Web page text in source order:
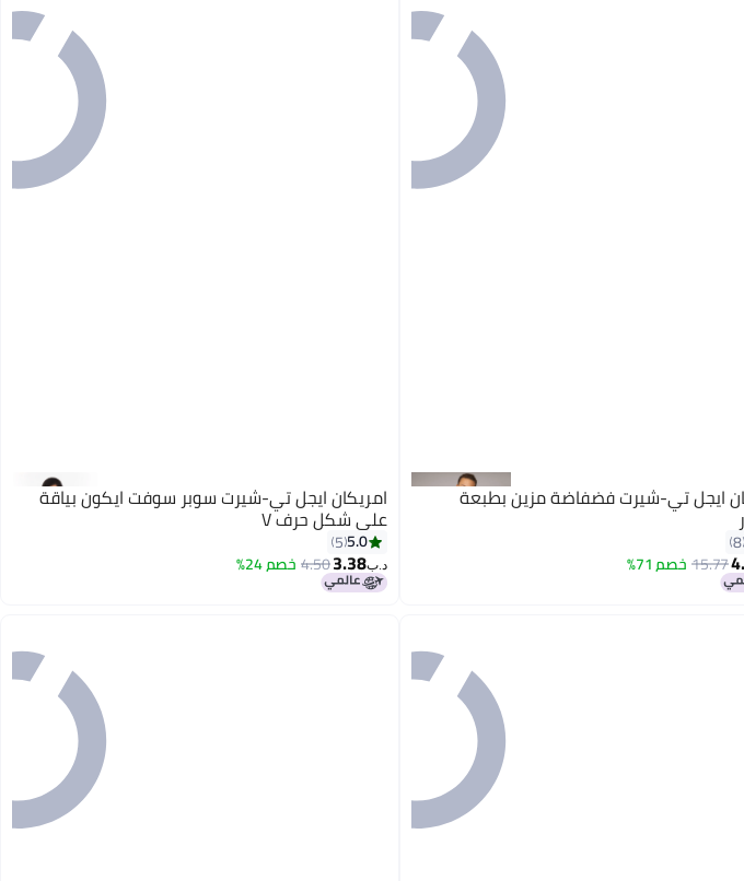
ايجل تي-شيرت فضفاضة مزين بطبعة
8
15.77خصم 71%
امريكان ايجل تي-شيرت سوبر سوفت ايكون بياقة
على شكل حرف V
5.0
5
د.ب‏3.38
4.50خصم 24%